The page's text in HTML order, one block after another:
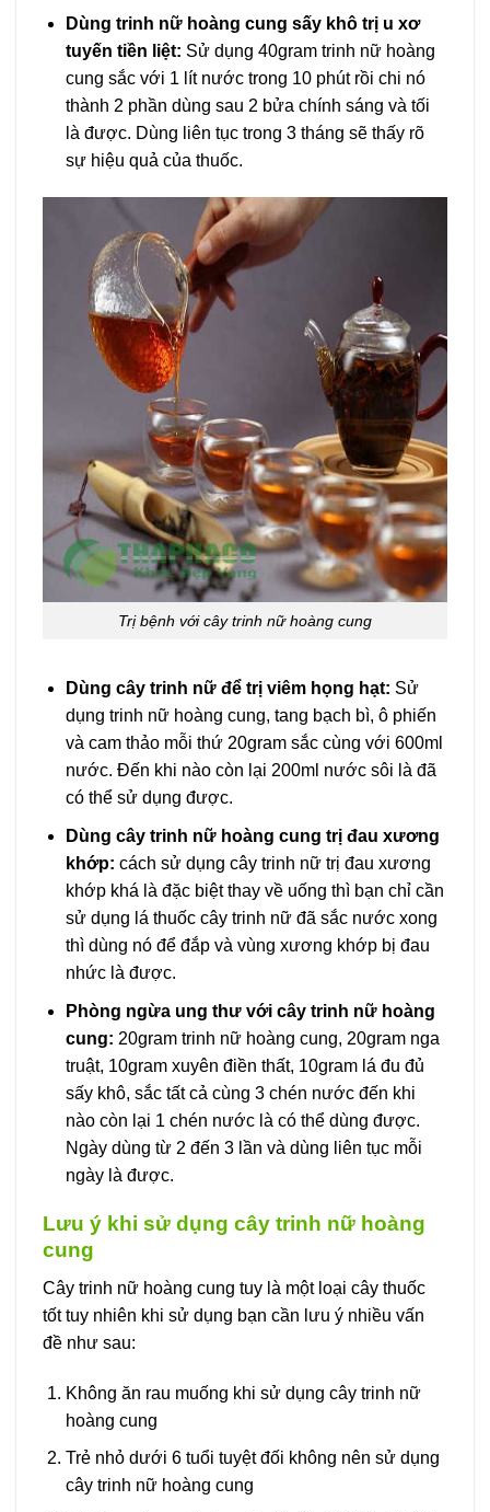
Dùng trinh nữ hoàng cung sấy khô trị u xơ
tuyến tiền liệt: Sử dụng 40gram trinh nữ hoàng
cung sắc với 1 lít nước trong 10 phút rồi chi nó
thành 2 phần dùng sau 2 bửa chính sáng và tối
là được. Dùng liên tục trong 3 tháng sẽ thấy rõ
sự hiệu quả của thuốc.
Trị bệnh với cây trinh nữ hoàng cung
Dùng cây trinh nữ để trị viêm họng hạt: Sử
dụng trinh nữ hoàng cung, tang bạch bì, ô phiến
và cam thảo mỗi thứ 20gram sắc cùng với 600ml
nước. Đến khi nào còn lại 200ml nước sôi là đã
có thể sử dụng được.
Dùng cây trinh nữ hoàng cung trị đau xương
khớp: cách sử dụng cây trinh nữ trị đau xương
khớp khá là đặc biệt thay về uống thì bạn chỉ cần
sử dụng lá thuốc cây trinh nữ đã sắc nước xong
thì dùng nó để đắp và vùng xương khớp bị đau
nhức là được.
Phòng ngừa ung thư với cây trinh nữ hoàng
cung: 20gram trinh nữ hoàng cung, 20gram nga
truật, 10gram xuyên điền thất, 10gram lá đu đủ
sấy khô, sắc tất cả cùng 3 chén nước đến khi
nào còn lại 1 chén nước là có thể dùng được.
Ngày dùng từ 2 đến 3 lần và dùng liên tục mỗi
ngày là được.
Lưu ý khi sử dụng cây trinh nữ hoàng
cung
Cây trinh nữ hoàng cung tuy là một loại cây thuốc
tốt tuy nhiên khi sử dụng bạn cần lưu ý nhiều vấn
đề như sau:
Không ăn rau muống khi sử dụng cây trinh nữ
hoàng cung
Trẻ nhỏ dưới 6 tuổi tuyệt đối không nên sử dụng
cây trinh nữ hoàng cung